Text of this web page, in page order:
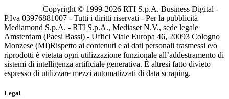
Copyright © 1999-2026 RTI S.p.A. Business Digital -
P.Iva 03976881007 - Tutti i diritti riservati - Per la pubblicità
Mediamond S.p.A. - RTI S.p.A., Mediaset N.V., sede legale
Amsterdam (Paesi Bassi) - Uffici Viale Europa 46, 20093 Cologno
Monzese (MI)Rispetto ai contenuti e ai dati personali trasmessi e/o
riprodotti è vietata ogni utilizzazione funzionale all’addestramento di
sistemi di intelligenza artificiale generativa. È altresì fatto divieto
espresso di utilizzare mezzi automatizzati di data scraping.
Legal